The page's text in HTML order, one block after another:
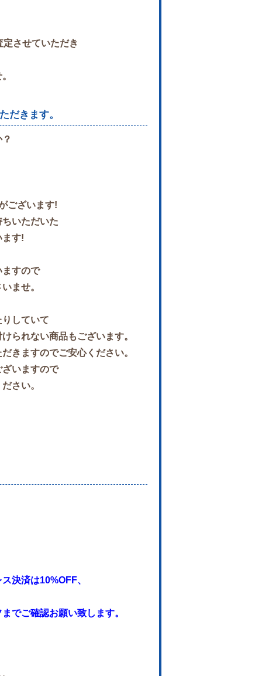
させていただき
だきます。
ございます!
いただいた
ます!
ますので
ませ。
していて
られない商品もございます。
きますのでご安心ください。
いますので
さい。
決済は10%OFF、
でご確認お願い致します。